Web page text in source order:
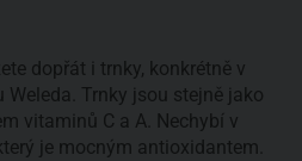
dopřát i trnky, konkrétně v
Weleda. Trnky jsou stejně jako
vitaminů C a A. Nechybí v
je mocným antioxidantem.